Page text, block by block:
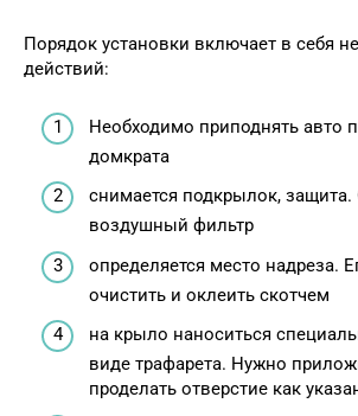
Порядок установки включает в себя
действий:
Необходимо приподнять авто
домкрата
снимается подкрылок, защита.
воздушный фильтр
определяется место надреза.
очистить и оклеить скотчем
на крыло наноситься
виде трафарета. Нужно
проделать отверстие как